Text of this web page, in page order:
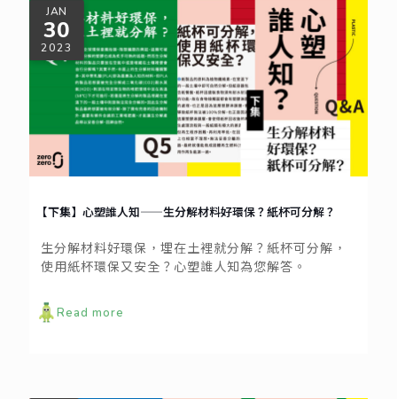
JAN
30
2023
【下集】心塑誰人知——生分解材料好環保？紙杯可分解？
生分解材料好環保，埋在土裡就分解？紙杯可分解，
使用紙杯環保又安全？心塑誰人知為您解答。
Read more